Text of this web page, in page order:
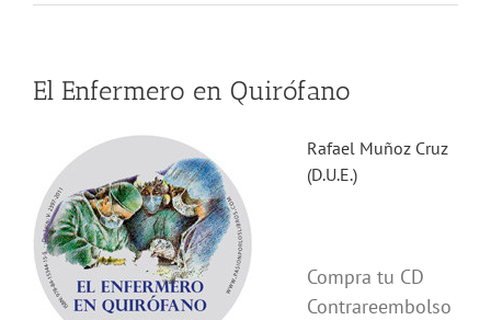
El Enfermero en Quirófano
Rafael Muñoz Cruz
(D.U.E.)
Compra tu CD
Contrareembolso